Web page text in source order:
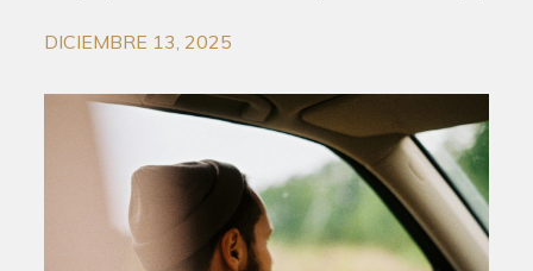
DICIEMBRE 13, 2025